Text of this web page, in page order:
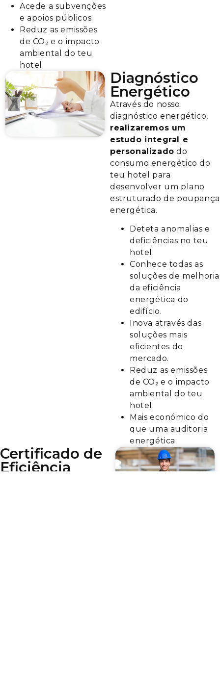
Acede a subvenções
e apoios públicos.
Reduz as emissões
de CO₂ e o impacto
ambiental do teu
hotel.
Diagnóstico
Energético
Através do nosso
diagnóstico energético,
realizaremos um
estudo integral e
personalizado do
consumo energético do
teu hotel para
desenvolver um plano
estruturado de poupança
energética.
Deteta anomalias e
deficiências no teu
hotel.
Conhece todas as
soluções de melhoria
da eficiência
energética do
edifício.
Inova através das
soluções mais
eficientes do
mercado.
Reduz as emissões
de CO₂ e o impacto
ambiental do teu
hotel.
Mais económico do
que uma auditoria
energética.
Certificado de
Eficiência